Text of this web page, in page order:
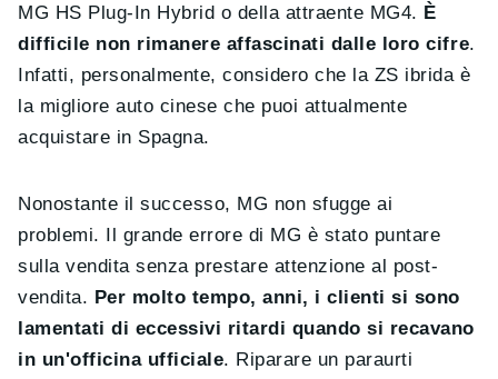
MG HS Plug-In Hybrid o della attraente MG4. È
difficile non rimanere affascinati dalle loro cifre.
Infatti, personalmente, considero che la ZS ibrida è
la migliore auto cinese che puoi attualmente
acquistare in Spagna.
Nonostante il successo, MG non sfugge ai
problemi. Il grande errore di MG è stato puntare
sulla vendita senza prestare attenzione al post-
vendita. Per molto tempo, anni, i clienti si sono
lamentati di eccessivi ritardi quando si recavano
in un'officina ufficiale. Riparare un paraurti